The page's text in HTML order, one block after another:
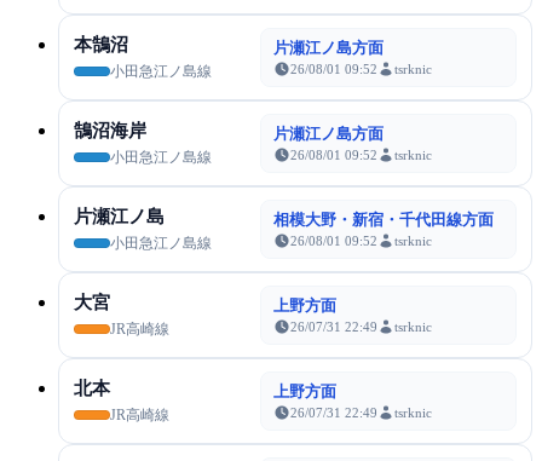
本鵠沼
小田急江ノ島線
片瀬江ノ島方面
26/08/01 09:52 tsrknic
鵠沼海岸
小田急江ノ島線
片瀬江ノ島方面
26/08/01 09:52 tsrknic
片瀬江ノ島
小田急江ノ島線
相模大野・新宿・千代田線方面
26/08/01 09:52 tsrknic
大宮
JR高崎線
上野方面
26/07/31 22:49 tsrknic
北本
JR高崎線
上野方面
26/07/31 22:49 tsrknic